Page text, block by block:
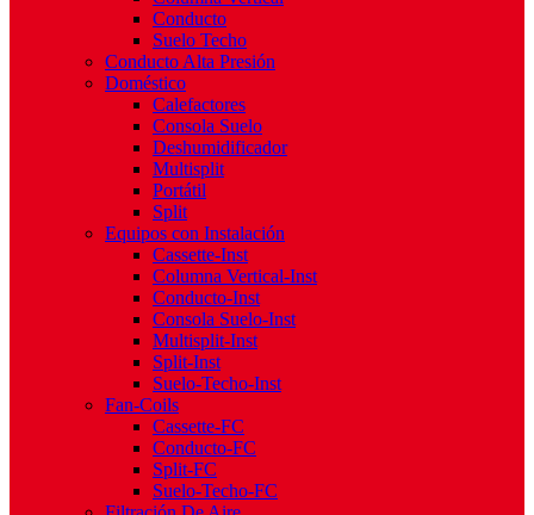
Conducto
Suelo Techo
Conducto Alta Presión
Doméstico
Calefactores
Consola Suelo
Deshumidificador
Multisplit
Portátil
Split
Equipos con Instalación
Cassette-Inst
Columna Vertical-Inst
Conducto-Inst
Consola Suelo-Inst
Multisplit-Inst
Split-Inst
Suelo-Techo-Inst
Fan-Coils
Cassette-FC
Conducto-FC
Split-FC
Suelo-Techo-FC